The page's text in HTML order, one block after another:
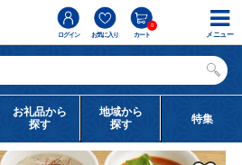
ログイン お気に入り カート
0
お礼品から
探す
地域から
探す
特集
メニュー